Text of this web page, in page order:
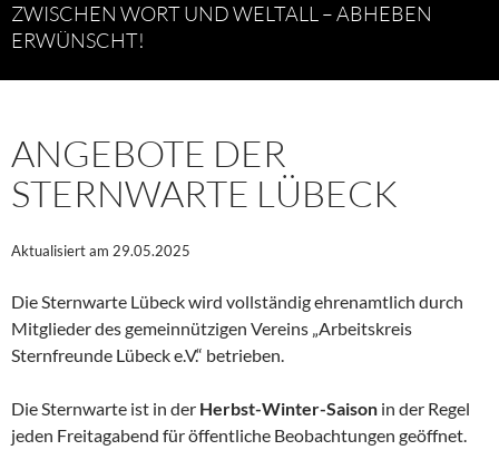
ZWISCHEN WORT UND WELTALL – ABHEBEN
ERWÜNSCHT!
ANGEBOTE DER
STERNWARTE LÜBECK
Aktualisiert am 29.05.2025
Die Sternwarte Lübeck wird vollständig ehrenamtlich durch
Mitglieder des gemeinnützigen Vereins „Arbeitskreis
Sternfreunde Lübeck e.V.“ betrieben.
Die Sternwarte ist in der Herbst-Winter-Saison in der Regel
jeden Freitagabend für öffentliche Beobachtungen geöffnet.